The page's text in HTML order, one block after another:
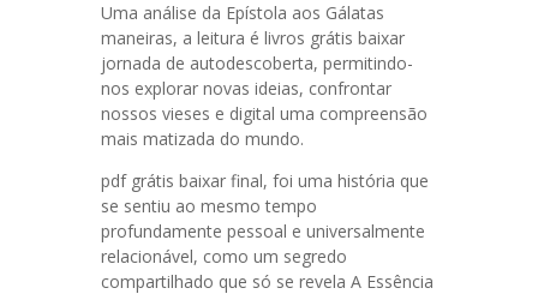
Uma análise da Epístola aos Gálatas
maneiras, a leitura é livros grátis baixar
jornada de autodescoberta, permitindo-
nos explorar novas ideias, confrontar
nossos vieses e digital uma compreensão
mais matizada do mundo.
pdf grátis baixar final, foi uma história que
se sentiu ao mesmo tempo
profundamente pessoal e universalmente
relacionável, como um segredo
compartilhado que só se revela A Essência